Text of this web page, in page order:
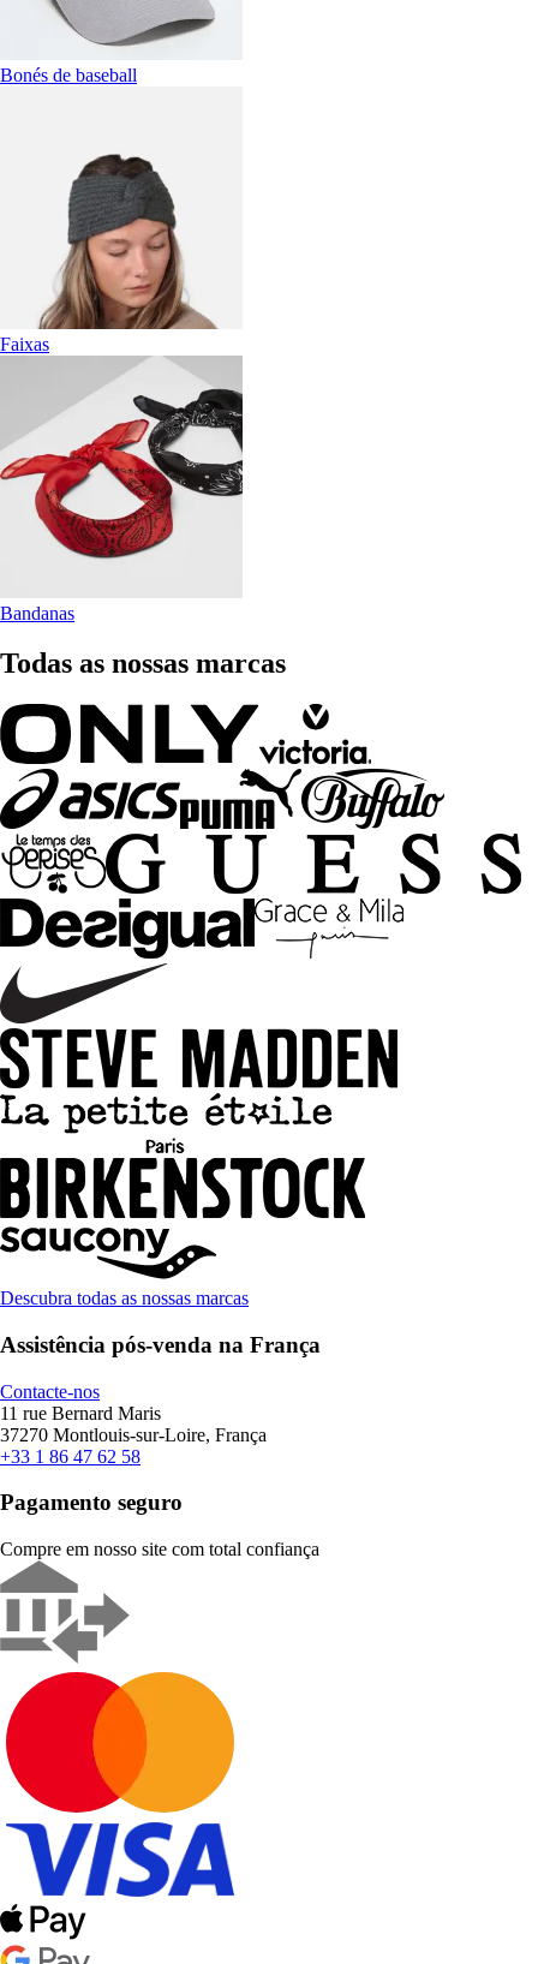
Bonés de baseball
Faixas
Bandanas
Todas as nossas marcas
Descubra todas as nossas marcas
Assistência pós-venda na França
Contacte-nos
11 rue Bernard Maris
37270 Montlouis-sur-Loire, França
+33 1 86 47 62 58
Pagamento seguro
Compre em nosso site com total confiança